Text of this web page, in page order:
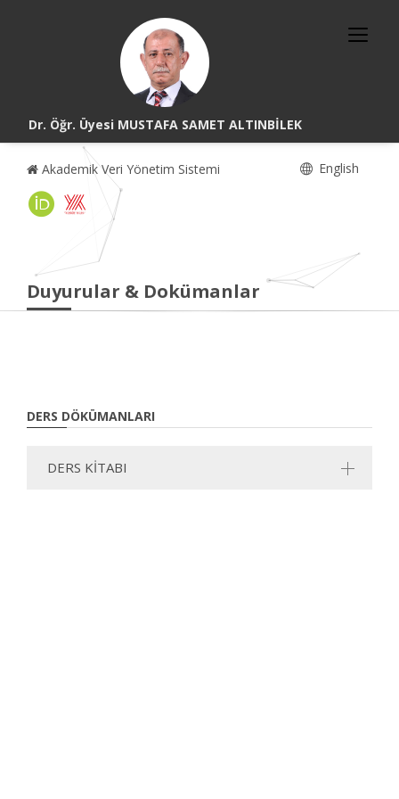
Dr. Öğr. Üyesi MUSTAFA SAMET ALTINBİLEK
Akademik Veri Yönetim Sistemi English
Duyurular & Dokümanlar
DERS DÖKÜMANLARI
DERS KİTABI